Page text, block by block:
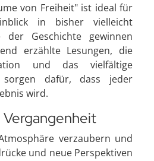
von Freiheit" ist ideal für
in bisher vielleicht
der Geschichte gewinnen
erzählte Lesungen, die
und das vielfältige
sorgen dafür, dass jeder
wird.
verzaubern und
und neue Perspektiven